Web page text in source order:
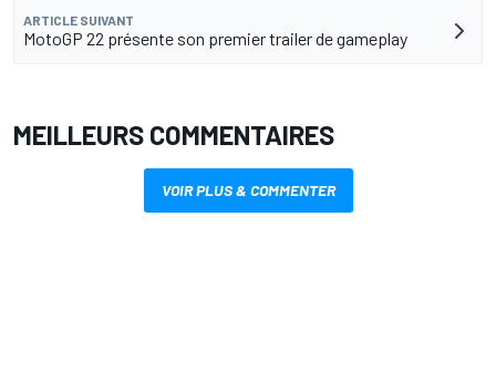
ARTICLE SUIVANT
MotoGP 22 présente son premier trailer de gameplay
MEILLEURS COMMENTAIRES
VOIR PLUS & COMMENTER